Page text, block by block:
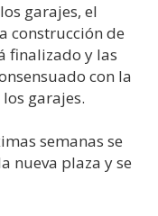
garajes, el
construcción de
finalizado y las
con la
garajes.
semanas se
nueva plaza y se